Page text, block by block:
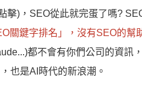
)，SEO從此就完蛋了嗎?
關鍵字排名」，沒有SEO的幫
都不會有你們公司的資訊
也是AI時代的新浪潮。